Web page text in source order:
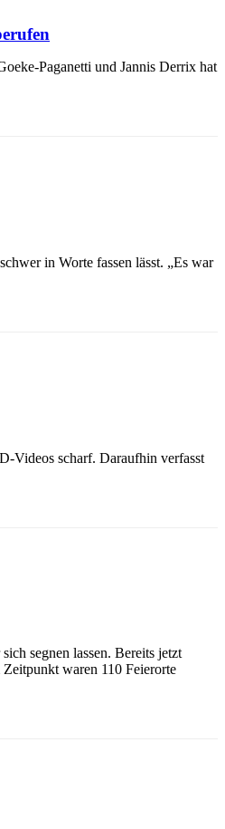
Paganetti und Jannis Derrix hat
in Worte fassen lässt. „Es war
Videos scharf. Daraufhin verfasst
segnen lassen. Bereits jetzt
waren 110 Feierorte